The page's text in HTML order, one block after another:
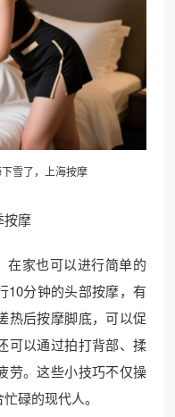
雪了，上海按摩
按摩
在家也可以进行简单的
10分钟的头部按摩，有
热后按摩脚底，可以促
可以通过拍打背部、揉
劳。这些小技巧不仅操
碌的现代人。